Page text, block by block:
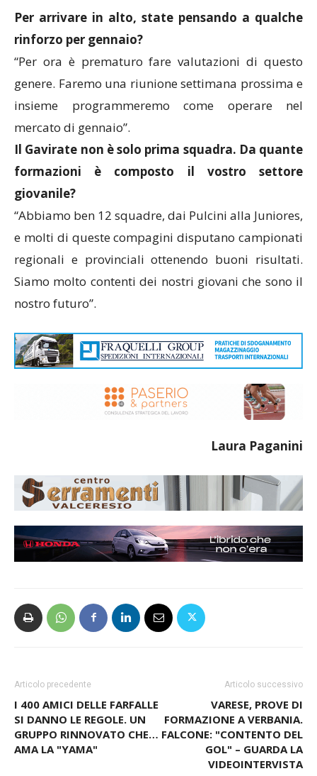
Per arrivare in alto, state pensando a qualche
rinforzo per gennaio?
“Per ora è prematuro fare valutazioni di questo
genere. Faremo una riunione settimana prossima e
insieme programmeremo come operare nel
mercato di gennaio”.
Il Gavirate non è solo prima squadra. Da quante
formazioni è composto il vostro settore
giovanile?
“Abbiamo ben 12 squadre, dai Pulcini alla Juniores,
e molti di queste compagini disputano campionati
regionali e provinciali ottenendo buoni risultati.
Siamo molto contenti dei nostri giovani che sono il
nostro futuro”.
Laura Paganini
Articolo precedente
I 400 AMICI DELLE FARFALLE
SI DANNO LE REGOLE. UN
GRUPPO RINNOVATO CHE…
AMA LA "YAMA"
Articolo successivo
VARESE, PROVE DI
FORMAZIONE A VERBANIA.
FALCONE: "CONTENTO DEL
GOL" – GUARDA LA
VIDEOINTERVISTA